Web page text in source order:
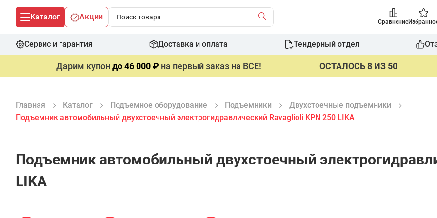
Каталог Акции
Сравнение
Сервис и гарантия Доставка и оплата Тендерный отдел
Дарим купондо 46 000 ₽ на первый заказ на ВСЕ! ОСТАЛОСЬ 8 ИЗ 50
Главная Каталог Подъемное оборудование Подъемники
Двухстоечные подъемники
Подъемник автомобильный двухстоечный электрогидравлический Ravaglioli KPN 250 LIKA
Подъемник автомобильный двухстоечный
LIKA